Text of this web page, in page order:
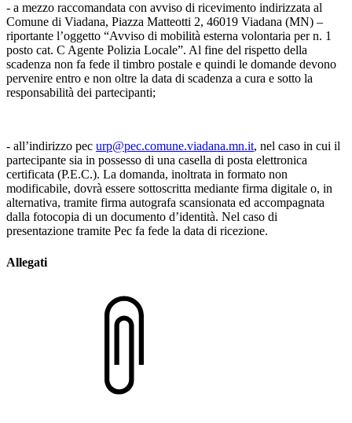
‐ a mezzo raccomandata con avviso di ricevimento indirizzata al
Comune di Viadana, Piazza Matteotti 2, 46019 Viadana (MN) –
riportante l’oggetto “Avviso di mobilità esterna volontaria per n. 1
posto cat. C Agente Polizia Locale”. Al fine del rispetto della
scadenza non fa fede il timbro postale e quindi le domande devono
pervenire entro e non oltre la data di scadenza a cura e sotto la
responsabilità dei partecipanti;
‐ all’indirizzo pec urp@pec.comune.viadana.mn.it, nel caso in cui il
partecipante sia in possesso di una casella di posta elettronica
certificata (P.E.C.). La domanda, inoltrata in formato non
modificabile, dovrà essere sottoscritta mediante firma digitale o, in
alternativa, tramite firma autografa scansionata ed accompagnata
dalla fotocopia di un documento d’identità. Nel caso di
presentazione tramite Pec fa fede la data di ricezione.
Allegati